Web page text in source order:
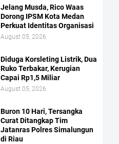
Jelang Musda, Rico Waas
Dorong IPSM Kota Medan
Perkuat Identitas Organisasi
August 05, 2026
Diduga Korsleting Listrik, Dua
Ruko Terbakar, Kerugian
Capai Rp1,5 Miliar
August 05, 2026
Buron 10 Hari, Tersangka
Curat Ditangkap Tim
Jatanras Polres Simalungun
di Riau